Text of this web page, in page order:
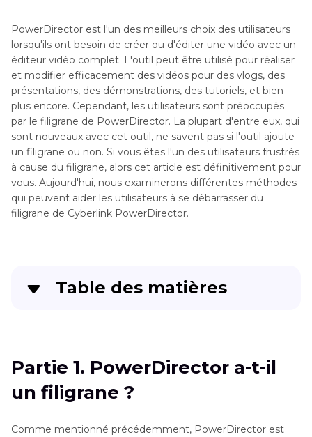
PowerDirector est l'un des meilleurs choix des utilisateurs
lorsqu'ils ont besoin de créer ou d'éditer une vidéo avec un
éditeur vidéo complet. L'outil peut être utilisé pour réaliser
et modifier efficacement des vidéos pour des vlogs, des
présentations, des démonstrations, des tutoriels, et bien
plus encore. Cependant, les utilisateurs sont préoccupés
par le filigrane de PowerDirector. La plupart d'entre eux, qui
sont nouveaux avec cet outil, ne savent pas si l'outil ajoute
un filigrane ou non. Si vous êtes l'un des utilisateurs frustrés
à cause du filigrane, alors cet article est définitivement pour
vous. Aujourd'hui, nous examinerons différentes méthodes
qui peuvent aider les utilisateurs à se débarrasser du
filigrane de Cyberlink PowerDirector.
Table des matières
Partie 2
. Acheter une licence officielle pour
supprimer le filigrane de PowerDirector
pour supprimer le filigrane
Partie 1. PowerDirector a-t-il
un filigrane ?
Comme mentionné précédemment, PowerDirector est